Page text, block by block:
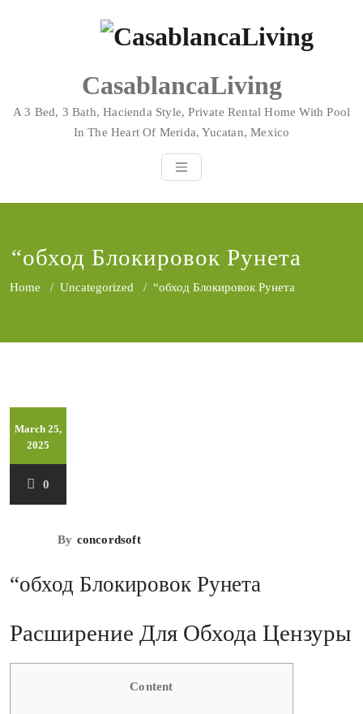
CasablancaLiving
A 3 Bed, 3 Bath, Hacienda Style, Private Rental Home With Pool
In The Heart Of Merida, Yucatan, Mexico
“обход Блокировок Рунета
Home / Uncategorized / “обход Блокировок Рунета
March 25,
2025
0
By concordsoft
“обход Блокировок Рунета
Расширение Для Обхода Цензуры
Content